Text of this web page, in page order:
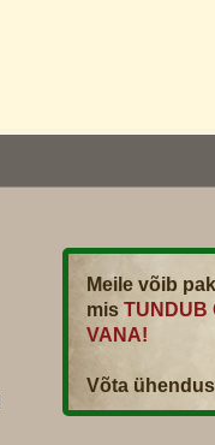
Meile võib
mis TUNDUB
VANA!
Võta